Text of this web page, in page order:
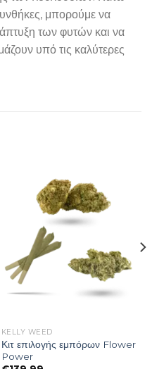
μπορούμε να
των φυτών και να
υπό τις καλύτερες
KELLY WEED
Κιτ επιλογής εμπόρων Flower
Power